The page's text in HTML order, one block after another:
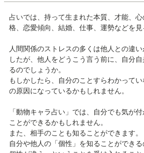
占いでは、持って生まれた本質、才能、
格、恋愛傾向、結婚、仕事、運勢などを見
人間関係のストレスの多くは他人との違
したが、他人をどうこう言う前に、自分
るのでしょうか。
もしかしたら、自分のことすらわかって
の原因になっているかもしれません。
「動物キャラ占い」では、自分でも気が
ことができるかもしれません。
また、相手のことも知ることができます。
自分や他人の「個性」を知ることができ